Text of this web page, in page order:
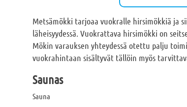
Metsämökki tarjoaa vuokralle hirsimökkiä ja
läheisyydessä. Vuokrattava hirsimökki on
Mökin varauksen yhteydessä otettu palju
vuokrahintaan sisältyvät tällöin myös
Saunas
Sauna